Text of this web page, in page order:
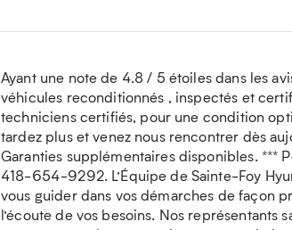
Ayant une note de 4.8 / 5 étoiles dans les
véhicules reconditionnés , inspectés et
techniciens certifiés, pour une condition
tardez plus et venez nous rencontrer dès
Garanties supplémentaires disponibles. ***
418-654-9292. L’Équipe de Sainte-Foy
vous guider dans vos démarches de façon
l’écoute de vos besoins. Nos